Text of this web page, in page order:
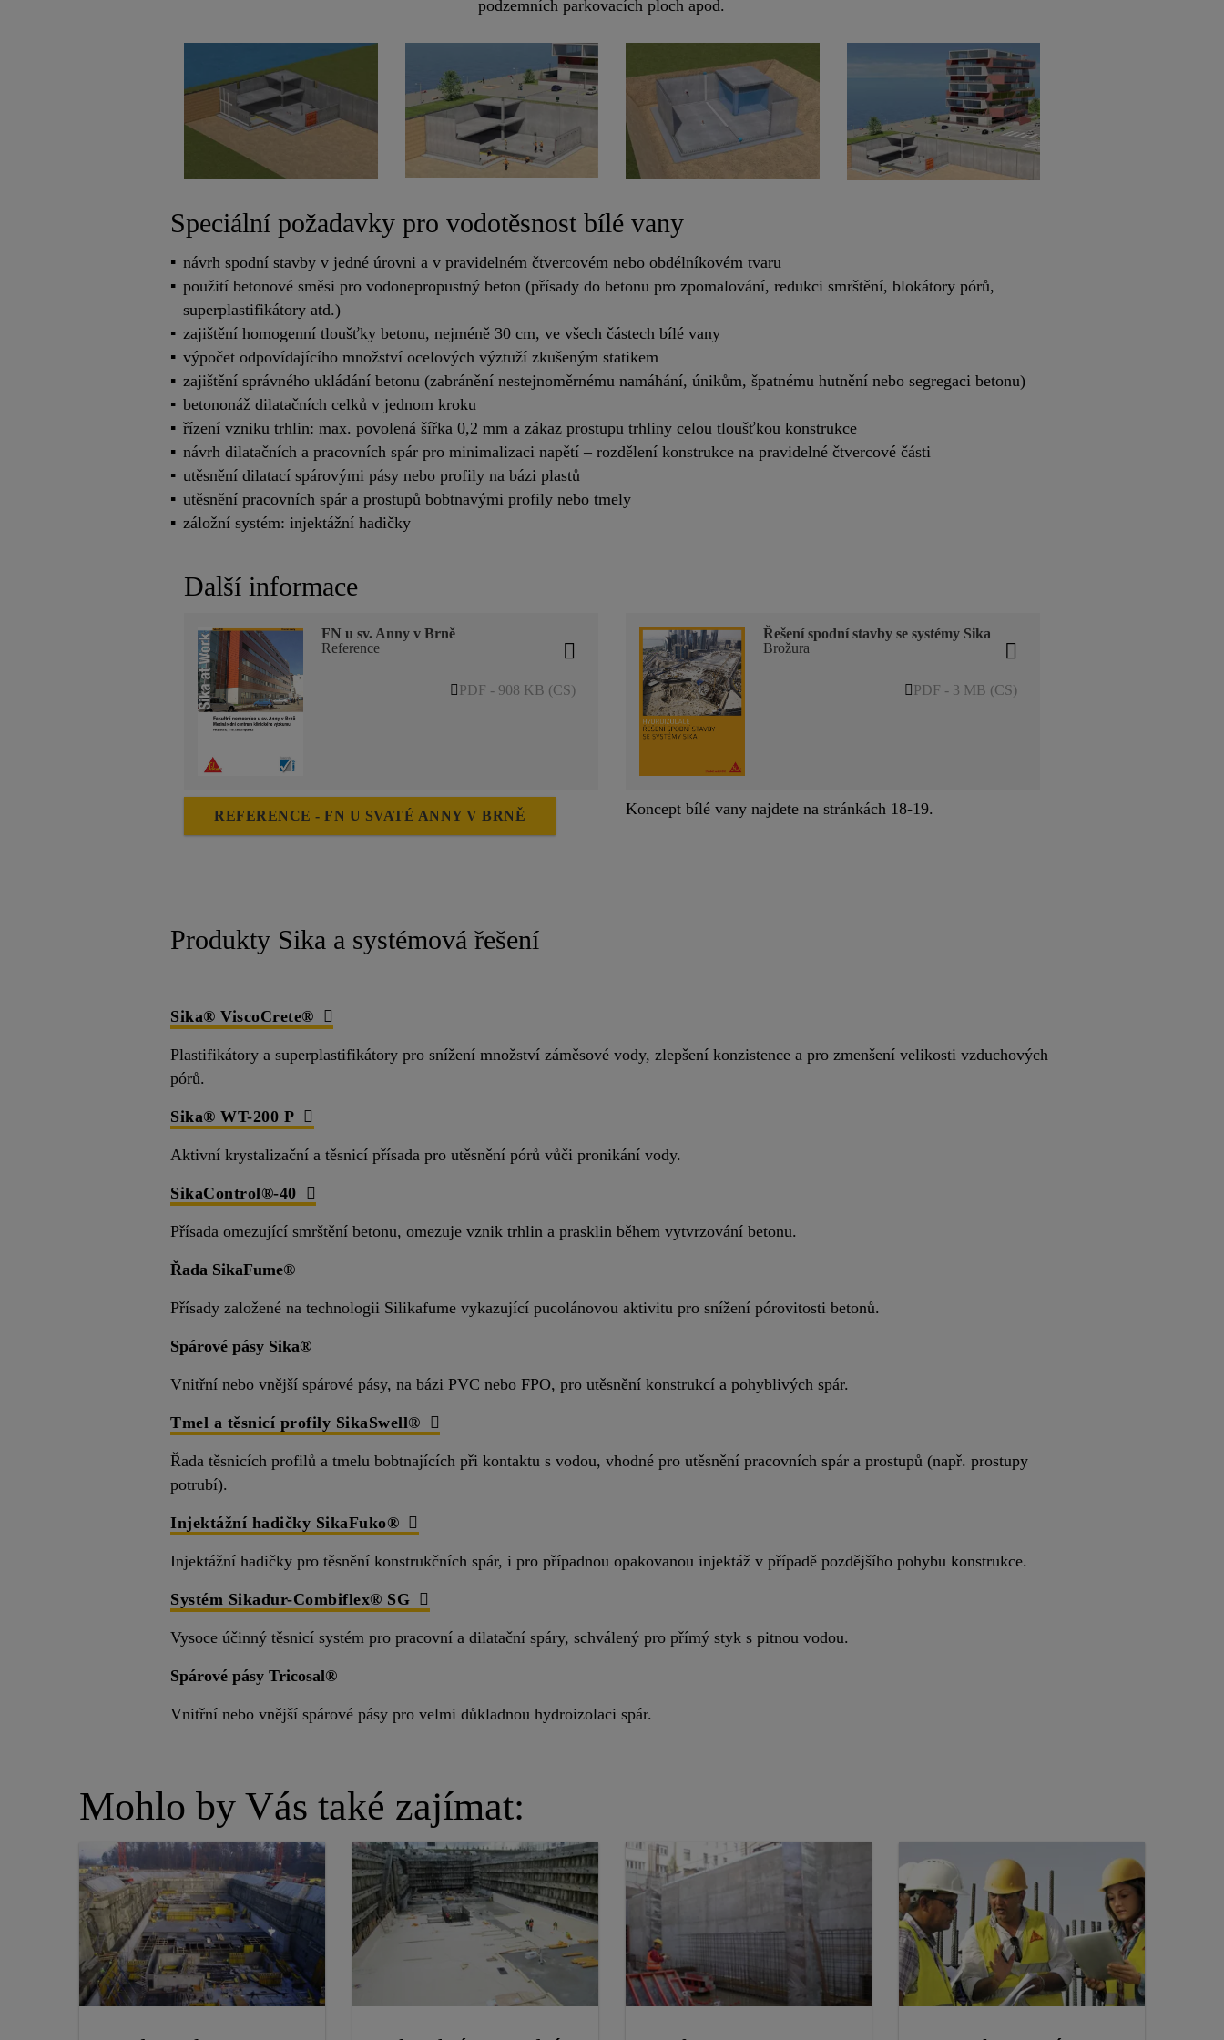
podzemních parkovacích ploch apod.
Speciální požadavky pro vodotěsnost bílé vany
návrh spodní stavby v jedné úrovni a v pravidelném čtvercovém nebo obdélníkovém tvaru
použití betonové směsi pro vodonepropustný beton (přísady do betonu pro zpomalování, redukci smrštění, blokátory pórů,
superplastifikátory atd.)
zajištění homogenní tloušťky betonu, nejméně 30 cm, ve všech částech bílé vany
výpočet odpovídajícího množství ocelových výztuží zkušeným statikem
zajištění správného ukládání betonu (zabránění nestejnoměrnému namáhání, únikům, špatnému hutnění nebo segregaci betonu)
betononáž dilatačních celků v jednom kroku
řízení vzniku trhlin: max. povolená šířka 0,2 mm a zákaz prostupu trhliny celou tloušťkou konstrukce
návrh dilatačních a pracovních spár pro minimalizaci napětí – rozdělení konstrukce na pravidelné čtvercové části
utěsnění dilatací spárovými pásy nebo profily na bázi plastů
utěsnění pracovních spár a prostupů bobtnavými profily nebo tmely
záložní systém: injektážní hadičky
Další informace
FN u sv. Anny v Brně
Reference
PDF - 908 KB (CS)
REFERENCE - FN U SVATÉ ANNY V BRNĚ
Řešení spodní stavby se systémy Sika
Brožura
PDF - 3 MB (CS)
Koncept bílé vany najdete na stránkách 18-19.
Produkty Sika a systémová řešení
Sika® ViscoCrete®
Plastifikátory a superplastifikátory pro snížení množství záměsové vody, zlepšení konzistence a pro zmenšení velikosti vzduchových
pórů.
Sika® WT-200 P
Aktivní krystalizační a těsnicí přísada pro utěsnění pórů vůči pronikání vody.
SikaControl®-40
Přísada omezující smrštění betonu, omezuje vznik trhlin a prasklin během vytvrzování betonu.
Řada SikaFume®
Přísady založené na technologii Silikafume vykazující pucolánovou aktivitu pro snížení pórovitosti betonů.
Spárové pásy Sika®
Vnitřní nebo vnější spárové pásy, na bázi PVC nebo FPO, pro utěsnění konstrukcí a pohyblivých spár.
Tmel a těsnicí profily SikaSwell®
Řada těsnicích profilů a tmelu bobtnajících při kontaktu s vodou, vhodné pro utěsnění pracovních spár a prostupů (např. prostupy
potrubí).
Injektážní hadičky SikaFuko®
Injektážní hadičky pro těsnění konstrukčních spár, i pro případnou opakovanou injektáž v případě pozdějšího pohybu konstrukce.
Systém Sikadur-Combiflex® SG
Vysoce účinný těsnicí systém pro pracovní a dilatační spáry, schválený pro přímý styk s pitnou vodou.
Spárové pásy Tricosal®
Vnitřní nebo vnější spárové pásy pro velmi důkladnou hydroizolaci spár.
Mohlo by Vás také zajímat: